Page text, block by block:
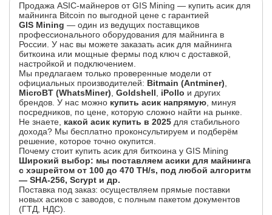
Продажа ASIC-майнеров от GIS Mining — купить асик для
майнинга Bitcoin по выгодной цене с гарантией
GIS Mining — один из ведущих поставщиков
профессионального оборудования для майнинга в
России. У нас вы можете заказать асик для майнинга
биткоина или мощные фермы под ключ с доставкой,
настройкой и подключением.
Мы предлагаем только проверенные модели от
официальных производителей: Bitmain (Antminer)
MicroBT (WhatsMiner) Goldshell iPollo и других
брендов. У нас можно купить асик напрямую , минуя
посредников, по цене, которую сложно найти на рынке.
Не знаете, какой асик купить в 2025 для стабильного
дохода? Мы бесплатно проконсультируем и подберём
решение, которое точно окупится.
Почему стоит купить асик для биткоина у GIS Mining
Широкий выбор: мы поставляем асики для майнинга
с хэшрейтом от 100 до 470 TH/s, под любой алгоритм
— SHA-256, Scrypt и др.
Поставка под заказ: осуществляем прямые поставки
новых асиков с заводов, с полным пакетом документов
(ГТД, НДС).